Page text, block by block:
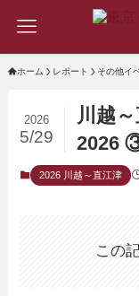
ホーム レポート その他イ
川越
2026
2026
5/29
2026 川越～直江津
この